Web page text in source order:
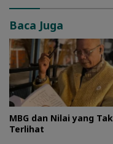
Baca Juga
MBG dan Nilai yang Tak
Terlihat